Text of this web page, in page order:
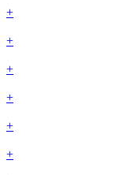
+
+
+
+
+
+